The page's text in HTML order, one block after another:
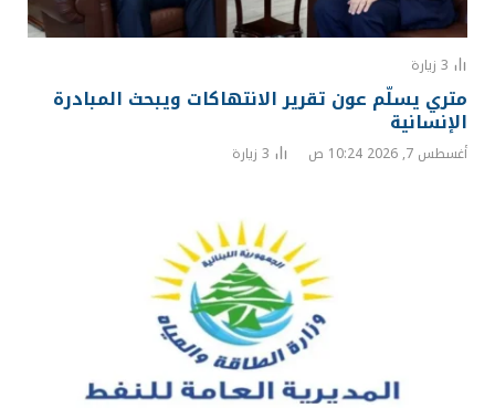
3 زيارة
متري يسلّم عون تقرير الانتهاكات ويبحث المبادرة
الإنسانية
أغسطس 7, 2026 10:24 ص 3 زيارة